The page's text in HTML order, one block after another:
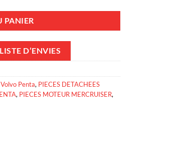
PANIER
D’ENVIES
Penta, PIECES DETACHEES
, PIECES MOTEUR MERCRUISER,